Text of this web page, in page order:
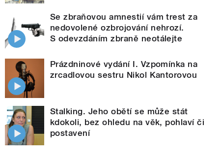
Se zbraňovou amnestií vám trest za
nedovolené ozbrojování nehrozí.
S odevzdáním zbraně neotálejte
Prázdninové vydání I. Vzpomínka na
zrcadlovou sestru Nikol Kantorovou
Stalking. Jeho obětí se může stát
kdokoli, bez ohledu na věk, pohlaví či
postavení